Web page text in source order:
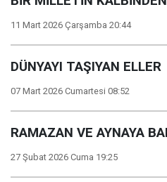
11 Mart 2026 Çarşamba 20:44
DÜNYAYI TAŞIYAN ELLER
07 Mart 2026 Cumartesi 08:52
RAMAZAN VE AYNAYA
27 Şubat 2026 Cuma 19:25